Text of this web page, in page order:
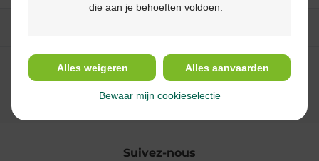
A propos de Multipharma
Aide & contact
Suivez-nous
die aan je behoeften voldoen.
Alles weigeren Alles aanvaarden
Bewaar mijn cookieselectie